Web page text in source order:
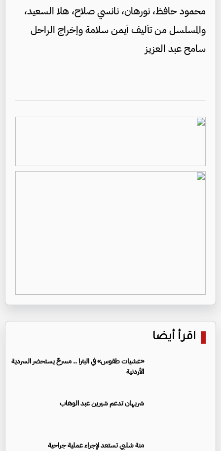
محمود حافظ، نورهان، نانسي صلاح، هلا السعيد،
والمسلسل من تأليف أيمن سلامة وإخراج الراحل
سامح عبد العزيز
اقرأ أيضا
«عشيات طقوس» في البترا .. مسرحٌ يستحضر السردية
الأردنية
شريهان تدعم شيرين عبد الوهاب
منة شلبي تستعد لإجراء عملية جراحية